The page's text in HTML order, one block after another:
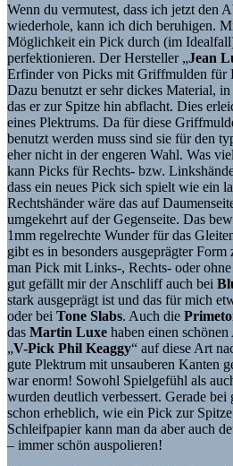
Wenn du vermutest, dass ich jetzt den
wiederhole, kann ich dich beruhigen.
Möglichkeit ein Pick durch (im
perfektionieren. Der Hersteller „Jean
Erfinder von Picks mit Griffmulden für
Dazu benutzt er sehr dickes Material,
das er zur Spitze hin abflacht. Dies
eines Plektrums. Da für diese
benutzt werden muss sind sie für den
eher nicht in der engeren Wahl. Was
kann Picks für Rechts- bzw.
dass ein neues Pick sich spielt wie ein
Rechtshänder wäre das auf
umgekehrt auf der Gegenseite. Das
1mm regelrechte Wunder für das
gibt es in besonders ausgeprägter Form
man Pick mit Links-, Rechts- oder
gut gefällt mir der Anschliff auch bei
stark ausgeprägt ist und das für mich
oder bei Tone Slabs. Auch die
das Martin Luxe haben einen
„V-Pick Phil Keaggy“ auf diese Art
gute Plektrum mit unsauberen Kanten
war enorm! Sowohl Spielgefühl als
wurden deutlich verbessert. Gerade bei
schon erheblich, wie ein Pick zur
Schleifpapier kann man da aber auch
– immer schön auspolieren!